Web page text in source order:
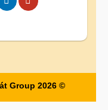
Group 2026 ©